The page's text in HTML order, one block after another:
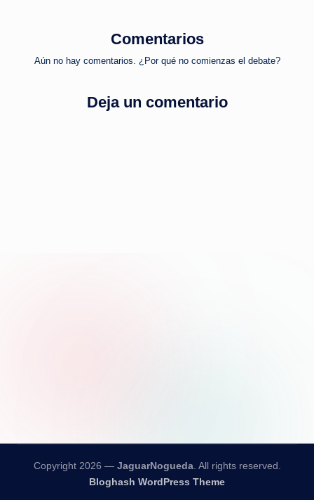
Comentarios
Aún no hay comentarios. ¿Por qué no comienzas el debate?
Deja un comentario
Copyright 2026 — JaguarNogueda. All rights reserved.
Bloghash WordPress Theme